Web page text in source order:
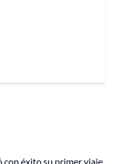
con éxito su primer viaje